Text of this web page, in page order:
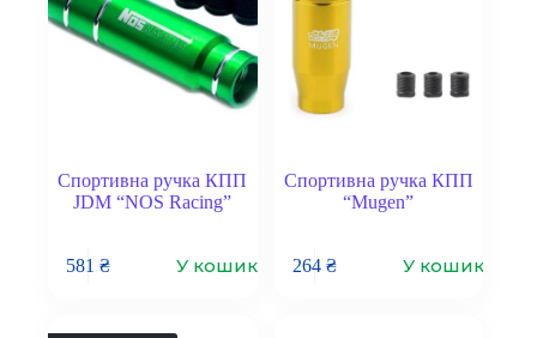
Спортивна ручка КПП
JDM “NOS Racing”
581₴ У кошик
Спортивна ручка КПП
“Mugen”
264 ₴ У кошик